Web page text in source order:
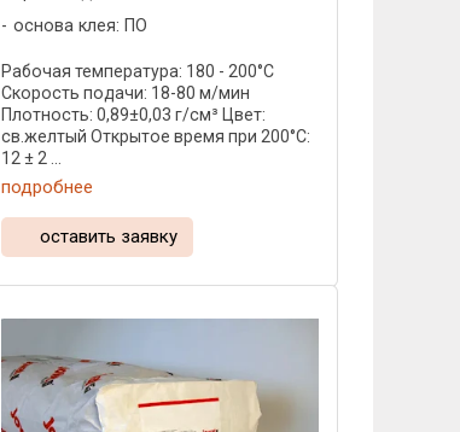
основа клея: ПО
Рабочая температура: 180 - 200°C
Скорость подачи: 18-80 м/мин
Плотность: 0,89±0,03 г/см³ Цвет:
св.желтый Открытое время при 200°C:
12 ± 2 ...
подробнее
оставить заявку